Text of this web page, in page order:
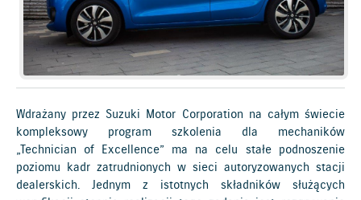
Wdrażany przez Suzuki Motor Corporation na całym świecie
kompleksowy program szkolenia dla mechaników
„Technician of Excellence” ma na celu stałe podnoszenie
poziomu kadr zatrudnionych w sieci autoryzowanych stacji
dealerskich. Jednym z istotnych składników służących